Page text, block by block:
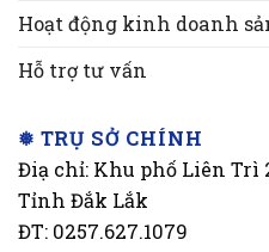
Hoạt động kinh doanh
Hỗ trợ tư vấn
❅ TRỤ SỞ CHÍNH
Điạ chỉ: Khu phố Liên Trì
Tỉnh Đắk Lắk
ĐT: 0257.627.1079